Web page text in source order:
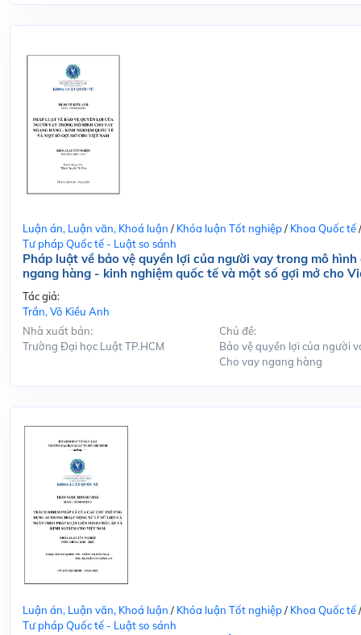
Luận án, Luận văn, Khoá luận / Khóa luận Tốt nghiệp/ Khoa Quốc tế/
Tư pháp Quốc tế - Luật so sánh
Pháp luật về bảo vệ quyền lợi của người vay trong mô hình
ngang hàng - kinh nghiệm quốc tế và một số gợi mở cho
Tác giả:
Trần, Võ Kiều Anh
Nhà xuất bản:
Trường Đại học Luật TP.HCM
Chủ đề:
Bảo vệ quyền lợi của người
Cho vay ngang hàng
Luận án, Luận văn, Khoá luận / Khóa luận Tốt nghiệp/ Khoa Quốc tế/
Tư pháp Quốc tế - Luật so sánh